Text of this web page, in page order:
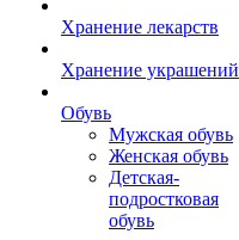
Хранение лекарств
Хранение украшений
Обувь
Мужская обувь
Женская обувь
Детская-
подростковая
обувь